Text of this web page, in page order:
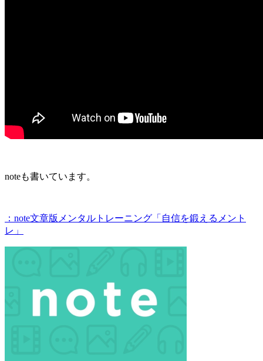
noteも書いています。
：note文章版メンタルトレーニング「自信を鍛えるメント
レ」